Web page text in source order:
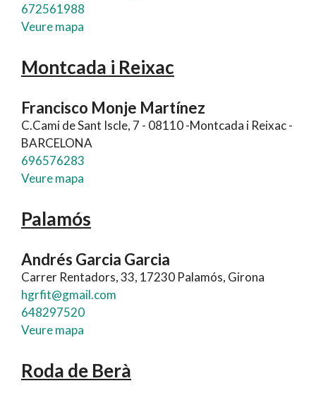
672561988
Veure mapa
Montcada i Reixac
Francisco Monje Martínez
C.Cami de Sant Iscle, 7 - 08110 -Montcada i Reixac -
BARCELONA
696576283
Veure mapa
Palamós
Andrés Garcia Garcia
Carrer Rentadors, 33, 17230 Palamós, Girona
hgrfit@gmail.com
648297520
Veure mapa
Roda de Berà